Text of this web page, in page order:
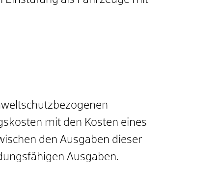
mit den Kosten eines
den Ausgaben dieser
Ausgaben.